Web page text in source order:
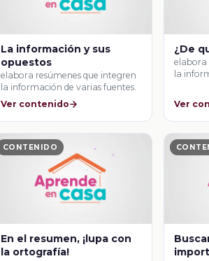
La información y sus
opuestos
elabora resúmenes que integren
la información de varias fuentes.
Ver contenido
¿De
elabora
la
Ver
CONTENIDO
En el resumen, ¡lupa con
la ortografía!